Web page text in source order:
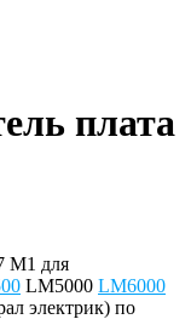
плата
M1 для
LM5000 LM6000
электрик) по